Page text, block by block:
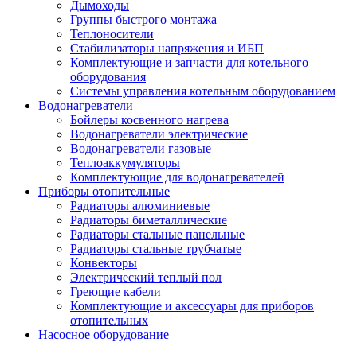
Дымоходы
Группы быстрого монтажа
Теплоносители
Стабилизаторы напряжения и ИБП
Комплектующие и запчасти для котельного
оборудования
Системы управления котельным оборудованием
Водонагреватели
Бойлеры косвенного нагрева
Водонагреватели электрические
Водонагреватели газовые
Теплоаккумуляторы
Комплектующие для водонагревателей
Приборы отопительные
Радиаторы алюминиевые
Радиаторы биметаллические
Радиаторы стальные панельные
Радиаторы стальные трубчатые
Конвекторы
Электрический теплый пол
Греющие кабели
Комплектующие и аксессуары для приборов
отопительных
Насосное оборудование